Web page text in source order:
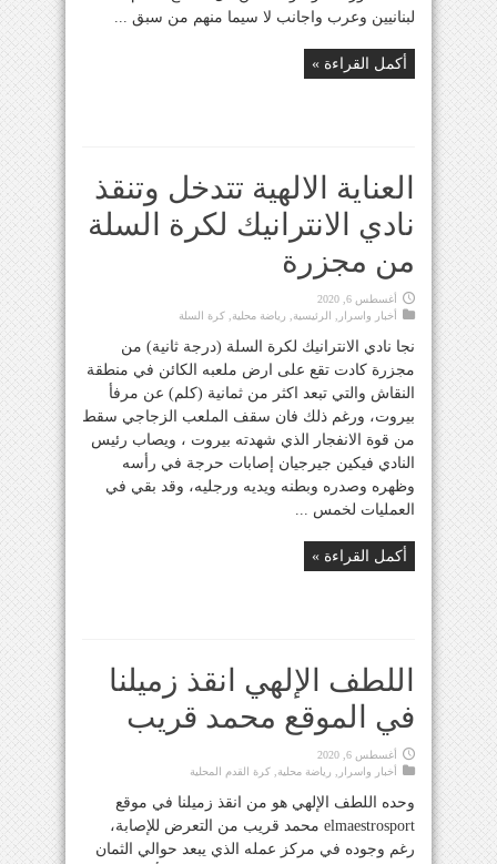
لبنانيين وعرب واجانب لا سيما منهم من سبق ...
أكمل القراءة »
العناية الالهية تتدخل وتنقذ
نادي الانترانيك لكرة السلة
من مجزرة
أغسطس 6, 2020
أخبار واسرار
الرئيسية رياضة محلية كرة السلة
نجا نادي الانترانيك لكرة السلة (درجة ثانية) من
مجزرة كادت تقع على ارض ملعبه الكائن في منطقة
النقاش والتي تبعد اكثر من ثمانية (كلم) عن مرفأ
بيروت، ورغم ذلك فان سقف الملعب الزجاجي سقط
من قوة الانفجار الذي شهدته بيروت ، ويصاب رئيس
النادي فيكين جيرجيان إصابات حرجة في رأسه
وظهره وصدره وبطنه ويديه ورجليه، وقد بقي في
العمليات لخمس ...
أكمل القراءة »
اللطف الإلهي انقذ زميلنا
في الموقع محمد قريب
أغسطس 6, 2020
أخبار واسرار
رياضة محلية كرة القدم المحلية
وحده اللطف الإلهي هو من انقذ زميلنا في موقع
elmaestrosport محمد قريب من التعرض للإصابة،
رغم وجوده في مركز عمله الذي يبعد حوالي الثمان